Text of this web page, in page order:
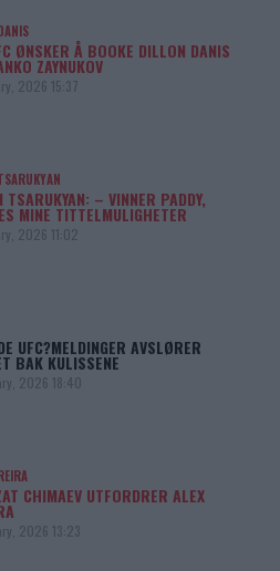
ØNSKER Å BOOKE DILLON DANIS
ZAYNUKOV
2026 15:37
TSARUKYAN: – VINNER PADDY,
MINE TITTELMULIGHETER
2026 11:02
UFC?MELDINGER AVSLØRER
BAK KULISSENE
2026 18:40
CHIMAEV UTFORDRER ALEX
2026 13:23